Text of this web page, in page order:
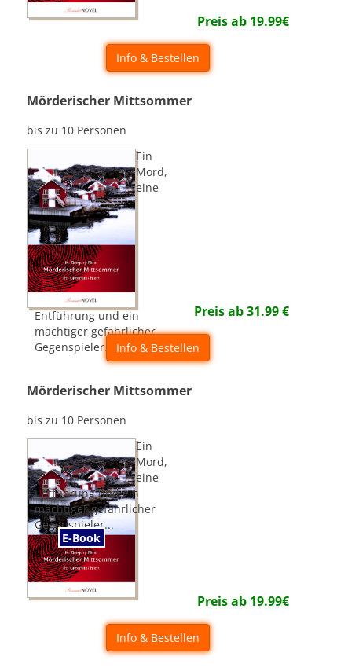
Preis ab 19.99€
Info & Bestellen
Mörderischer Mittsommer
bis zu 10 Personen
Ein
Mord,
eine
Entführung und ein
mächtiger gefährlicher
Gegenspieler...
Preis ab31.99€
Info & Bestellen
Mörderischer Mittsommer
bis zu 10 Personen
E-Book
Ein
Mord,
eine
Entführung und ein
mächtiger gefährlicher
Gegenspieler...
Preis ab 19.99€
Info & Bestellen